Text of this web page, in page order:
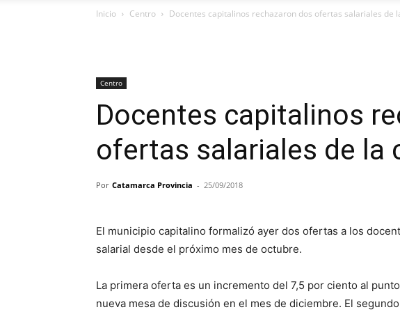
Inicio Centro Docentes capitalinos rechazaron dos ofertas salariales de
Centro
Docentes capitalinos
ofertas salariales de la
Por Catamarca Provincia - 25/09/2018
El municipio capitalino formalizó ayer dos ofertas a los
salarial desde el próximo mes de octubre.
La primera oferta es un incremento del 7,5 por ciento al
nueva mesa de discusión en el mes de diciembre. El